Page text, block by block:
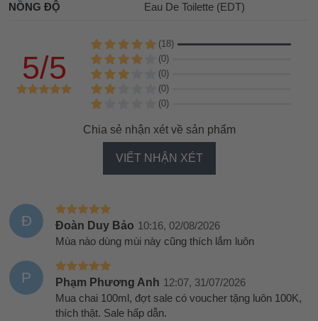
NỒNG ĐỘ Eau De Toilette (EDT)
5/5
(18)
(0)
(0)
(0)
(0)
Chia sẻ nhận xét về sản phẩm
VIẾT NHẬN XÉT
Đ Đoàn Duy Bảo 10:16, 02/08/2026
Mùa nào dùng mùi này cũng thích lắm luôn
P Phạm Phương Anh 12:07, 31/07/2026
Mua chai 100ml, đợt sale có voucher tặng luôn 100K,
thích thật. Sale hấp dẫn.